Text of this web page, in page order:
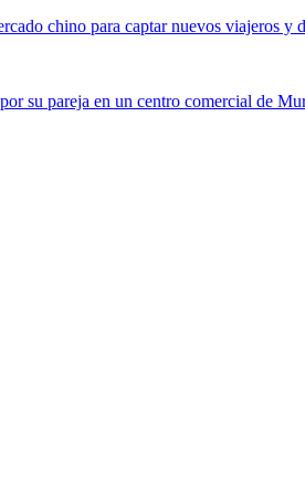
chino para captar nuevos viajeros y
su pareja en un centro comercial de